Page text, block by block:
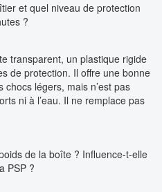
et quel niveau de protection
?
transparent, un plastique rigide
de protection. Il offre une bonne
légers, mais n’est pas
ni à l’eau. Il ne remplace pas
de la boîte ? Influence-t-elle
PSP ?